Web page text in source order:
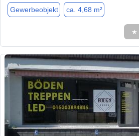
Gewerbeobjekt ca. 4,68 m²
★